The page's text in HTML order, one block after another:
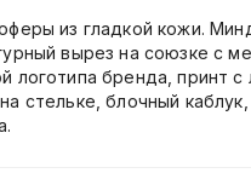
из гладкой кожи.
вырез на союзке с
логотипа бренда, принт с
стельке, блочный каблук,